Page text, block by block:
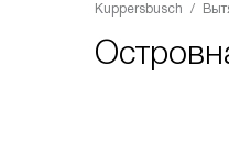
Kuppersbusch